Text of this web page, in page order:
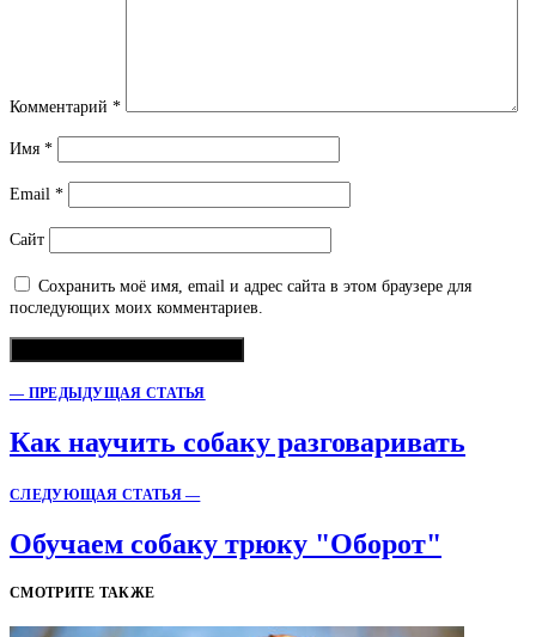
Комментарий *
Имя *
Email *
Сайт
Сохранить моё имя, email и адрес сайта в этом браузере для
последующих моих комментариев.
— ПРЕДЫДУЩАЯ СТАТЬЯ
Как научить собаку разговаривать
СЛЕДУЮЩАЯ СТАТЬЯ —
Обучаем собаку трюку "Оборот"
СМОТРИТЕ ТАКЖЕ